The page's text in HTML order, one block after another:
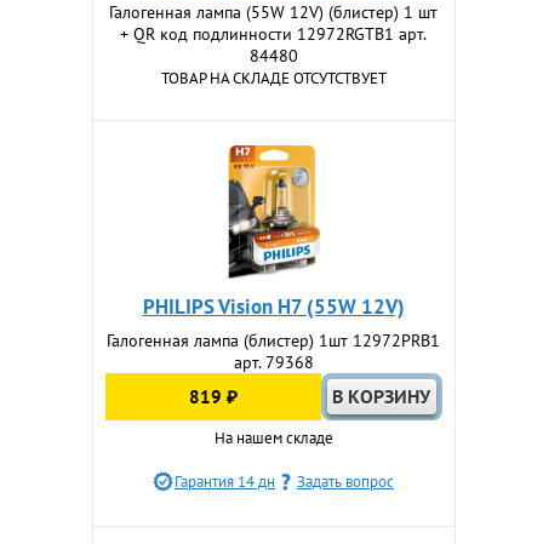
Галогенная лампа (55W 12V) (блистер) 1 шт
+ QR код подлинности 12972RGTB1 арт.
84480
ТОВАР НА СКЛАДЕ ОТСУТСТВУЕТ
PHILIPS Vision H7 (55W 12V)
Галогенная лампа (блистер) 1шт 12972PRB1
арт. 79368
819 ₽
На нашем складе
Гарантия 14 дн Задать вопрос